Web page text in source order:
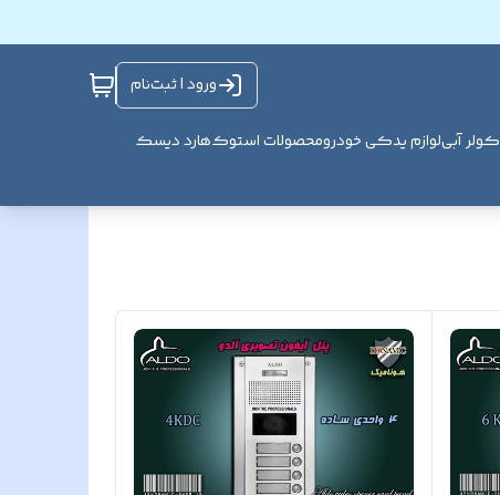
ورود | ثبت‌نام
کولر آبیلوازم یدکی خودرومحصولات استوکهارد دیسک